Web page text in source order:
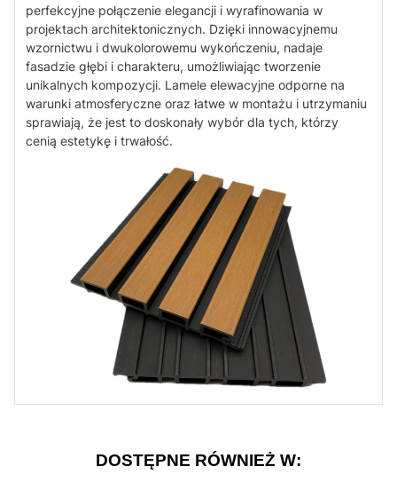
perfekcyjne połączenie elegancji i wyrafinowania w
projektach architektonicznych. Dzięki innowacyjnemu
wzornictwu i dwukolorowemu wykończeniu, nadaje
fasadzie głębi i charakteru, umożliwiając tworzenie
unikalnych kompozycji. Lamele elewacyjne odporne na
warunki atmosferyczne oraz łatwe w montażu i utrzymaniu
sprawiają, że jest to doskonały wybór dla tych, którzy
cenią estetykę i trwałość.
DOSTĘPNE RÓWNIEŻ W: